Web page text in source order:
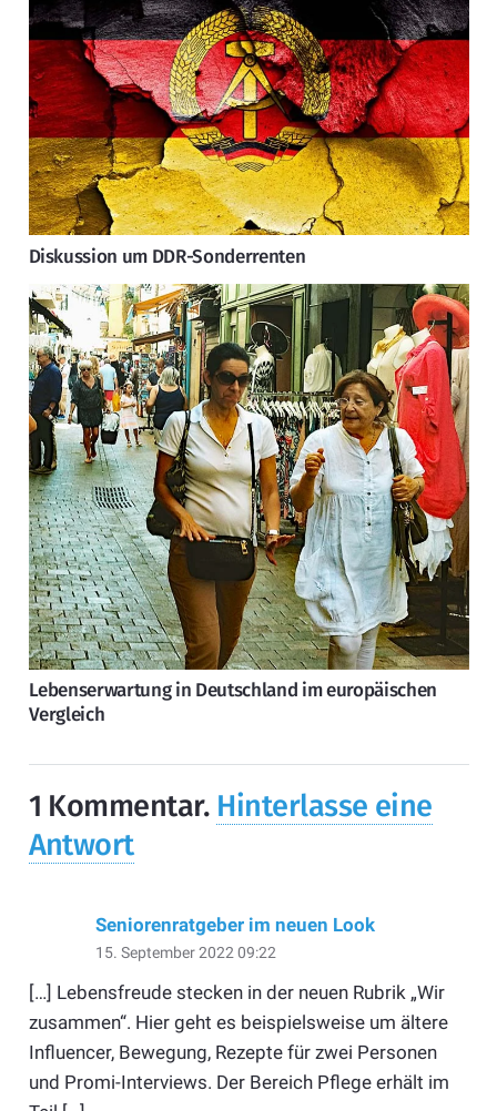
Diskussion um DDR-Sonderrenten
Lebenserwartung in Deutschland im europäischen
Vergleich
1 Kommentar. Hinterlasse eine
Antwort
Seniorenratgeber im neuen Look
15. September 2022 09:22
[…] Lebensfreude stecken in der neuen Rubrik „Wir
zusammen“. Hier geht es beispielsweise um ältere
Influencer, Bewegung, Rezepte für zwei Personen
und Promi-Interviews. Der Bereich Pflege erhält im